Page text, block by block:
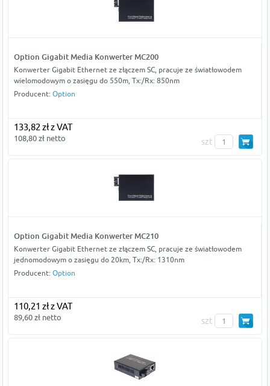
Option Gigabit Media Konwerter MC200
Konwerter Gigabit Ethernet ze złączem SC, pracuje ze światłowodem
wielomodowym o zasięgu do 550m, Tx:/Rx: 850nm
Producent: Option
133,82 zł z VAT
108,80 zł netto szt
Option Gigabit Media Konwerter MC210
Konwerter Gigabit Ethernet ze złączem SC, pracuje ze światłowodem
jednomodowym o zasięgu do 20km, Tx:/Rx: 1310nm
Producent: Option
110,21 zł z VAT
89,60 zł netto szt